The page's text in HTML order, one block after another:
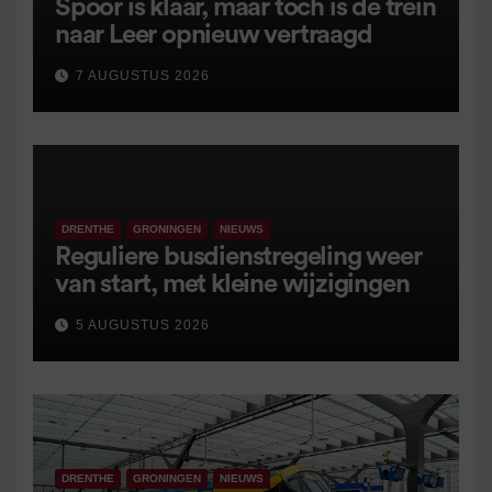
Spoor is klaar, maar toch is de trein
naar Leer opnieuw vertraagd
7 AUGUSTUS 2026
DRENTHE GRONINGEN NIEUWS
Reguliere busdienstregeling weer
van start, met kleine wijzigingen
5 AUGUSTUS 2026
DRENTHE GRONINGEN NIEUWS